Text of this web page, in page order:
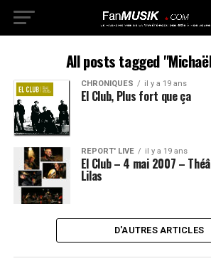
All posts tagged
CHRONIQUES il y a 19 ans
El Club, Plus fort que ça
REPORT' LIVE il y a 19 ans
El Club – 4 mai 2007 –
Lilas
D'AUTRES ARTICLES